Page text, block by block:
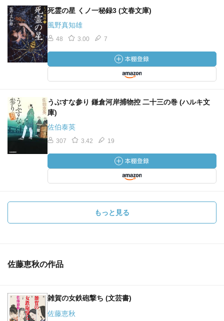
死霊の星 くノ一秘録3 (文春文庫)
風野真知雄
48 3.00 7
うぶすな参り 鎌倉河岸捕物控 二十三の巻 (ハルキ文
庫)
佐伯泰英
307 3.42 19
もっと見る
佐藤恵秋の作品
雑賀の女鉄砲撃ち (文芸書)
佐藤恵秋